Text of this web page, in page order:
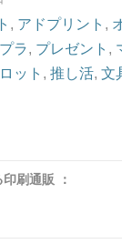
, アドプリント ,
ラ, プレゼント ,
ット , 推し活, 文
刷通販 ：